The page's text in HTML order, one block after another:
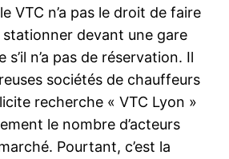
VTC n’a pas le droit de faire
stationner devant une gare
n’a pas de réservation. Il
sociétés de chauffeurs
recherche « VTC Lyon »
le nombre d’acteurs
Pourtant, c’est la